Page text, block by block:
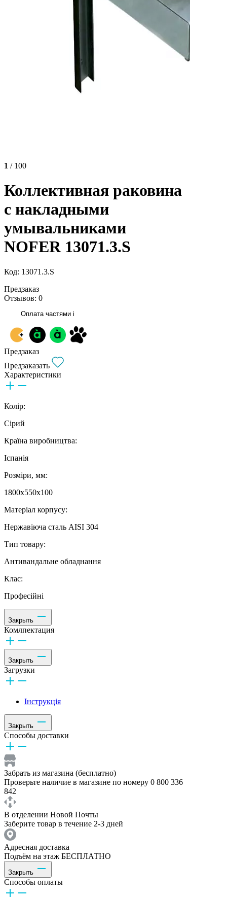
1 / 100
Коллективная раковина
с накладными
умывальниками
NOFER 13071.3.S
Код: 13071.3.S
Предзаказ
Отзывов: 0
Оплата частями i
Предзаказ
Предзаказать
Характеристики
Колір:
Сірий
Країна виробництва:
Іспанія
Розміри, мм:
1800х550х100
Матеріал корпусу:
Нержавіюча сталь AISI 304
Тип товару:
Антивандальне обладнання
Клас:
Професійні
Закрыть
Комлпектация
Закрыть
Загрузки
Інструкція
Закрыть
Способы доставки
Забрать из магазина (бесплатно)
Проверьте наличие в магазине по номеру 0 800 336
842
В отделении Новой Почты
Заберите товар в течение 2-3 дней
Адресная доставка
Подъём на этаж БЕСПЛАТНО
Закрыть
Способы оплаты